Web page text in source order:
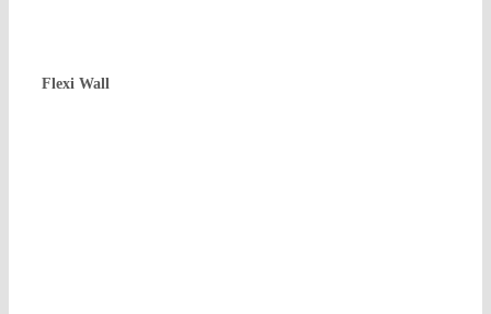
Fle­xi Wall